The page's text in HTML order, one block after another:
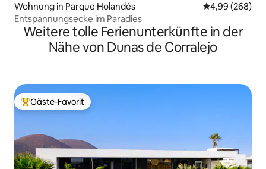
Wohnung in Parque Holandés
4,99 (268)
Entspannungsecke im Paradies
Weitere tolle Ferienunterkünfte in der
Nähe von Dunas de Corralejo
Beliebter Gäste-Favorit.
Gäste-Favorit